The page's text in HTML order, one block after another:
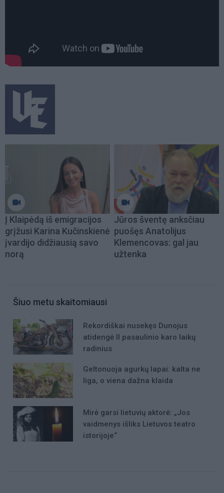
Į Klaipėdą iš emigracijos
grįžusi Karina Kučinskienė
įvardijo didžiausią savo
norą
Jūros šventę anksčiau
puošęs Anatolijus
Klemencovas: gal jau
užtenka
Šiuo metu skaitomiausi
Rekordiškai nusekęs Dunojus
atidengė II pasaulinio karo laikų
radinius
Geltonuoja agurkų lapai: kalta ne
liga, o viena dažna klaida
Mirė garsi lietuvių aktorė: „Jos
vaidmenys išliks Lietuvos teatro
istorijoje“